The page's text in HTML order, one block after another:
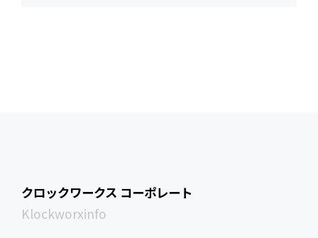
クロックワークス コーポレート
Klockworxinfo